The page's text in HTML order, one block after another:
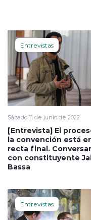
Entrevistas
Sábado 11 de junio de 2022
[Entrevista] El
la convención está
recta final.
con constituyente
Bassa
Entrevistas